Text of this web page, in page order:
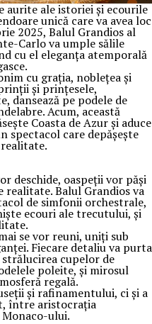
aurite ale istoriei și ecourile
unică care va avea loc
2025, Balul Grandios al
Carlo va umple sălile
cu el eleganța atemporală
cu grația, noblețea și
și prințesele,
dansează pe podele de
Acum, această
Coasta de Azur și aduce
spectacol care depășește
deschide, oaspeții vor păși
Balul Grandios va
de simfonii orchestrale,
ecouri ale trecutului, și
se vor reuni, uniți sub
Fiecare detaliu va purta
cupelor de
poleite, și mirosul
regală.
și rafinamentului, ci și a
între aristocrația
ului.